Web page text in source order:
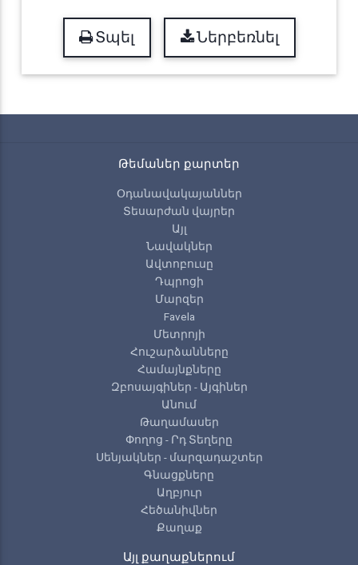
Տպել Ներբեռնել
Թեմաներ քարտեր
Օդանավակայաններ
Տեսարժան վայրեր
Այլ
Նավակներ
Ավտոբուսը
Դպրոցի
Մարզեր
Favela
Մետրոյի
Հուշարձանները
Համայնքները
Զբոսայգիներ - Այգիներ
Անում
Թաղամասեր
Փողոց - Րդ Տեղերը
Սենյակներ - մարզադաշտեր
Գնացքները
Աղբյուր
Հեծանիվներ
Քաղաք
Այլ քաղաքներում